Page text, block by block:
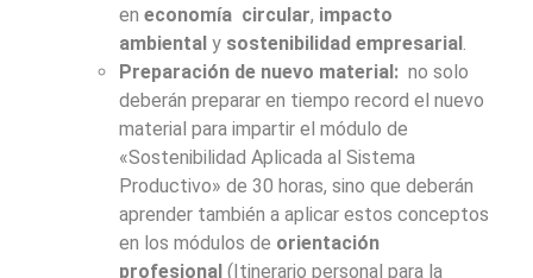
en economía circular, impacto
ambiental y sostenibilidad empresarial .
Preparación de nuevo material: no solo
deberán preparar en tiempo record el nuevo
material para impartir el módulo de
«Sostenibilidad Aplicada al Sistema
Productivo» de 30 horas, sino que deberán
aprender también a aplicar estos conceptos
en los módulos de orientación
profesional (Itinerario personal para la